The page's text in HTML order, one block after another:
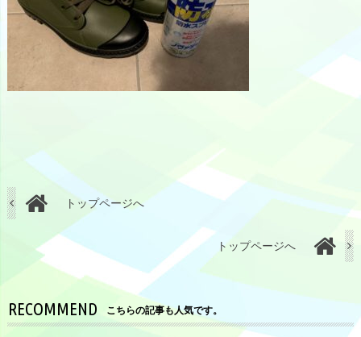
トップページへ
トップページへ
RECOMMEND こちらの記事も人気です。